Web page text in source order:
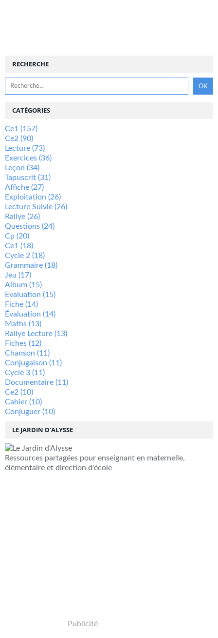
RECHERCHE
LE JARDIN D'ALYSSE
Ressources partagées pour enseignant en maternelle,
élémentaire et direction d'école
Publicité
CATÉGORIES
Ce1 (157)
Ce2 (90)
Lecture (73)
Exercices (36)
Leçon (34)
Tapuscrit (31)
Affiche (27)
Exploitation (26)
Lecture Suivie (26)
Rallye (26)
Questions (24)
Cp (20)
Ce1 (18)
Cycle 2 (18)
Grammaire (18)
Jeu (17)
Album (15)
Evaluation (15)
Fiche (14)
Évaluation (14)
Maths (13)
Rallye Lecture (13)
Fiches (12)
Chanson (11)
Conjugaison (11)
Cycle 3 (11)
Documentaire (11)
Ce2 (10)
Cahier (10)
Conjuguer (10)